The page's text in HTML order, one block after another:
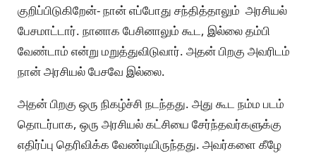
குறிப்பிடுகிறேன்- நான் எப்போது சந்தித்தாலும் அரசியல்
பேசமாட்டார். நானாக பேசினாலும் கூட, இல்லை தம்பி
வேண்டாம் என்று மறுத்துவிடுவார். அதன் பிறகு அவரிடம்
நான் அரசியல் பேசவே இல்லை.
அதன் பிறகு ஒரு நிகழ்ச்சி நடந்தது. அது கூட நம்ம படம்
தொடர்பாக, ஒரு அரசியல் கட்சியை சேர்ந்தவர்களுக்கு
எதிர்ப்பு தெரிவிக்க வேண்டியிருந்தது. அவர்களை கீழே